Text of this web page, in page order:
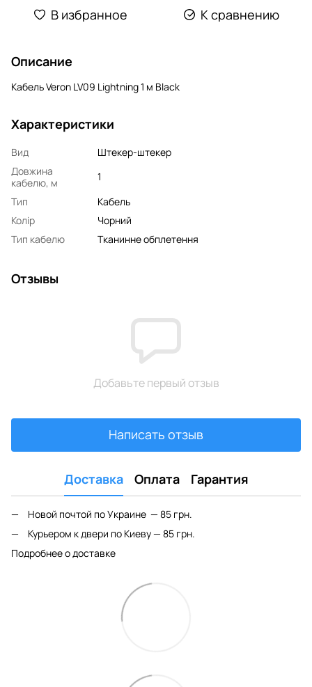
В избранное К сравнению
Описание
Кабель Veron LV09 Lightning 1 м Black
Характеристики
Вид
Штекер-штекер
Довжина
кабелю, м
1
Тип
Кабель
Колір
Чорний
Тип кабелю
Тканинне обплетення
Отзывы
Добавьте первый отзыв
Написать отзыв
Доставка Оплата Гарантия
Новой почтой по Украине — 85 грн.
Курьером к двери по Киеву — 85 грн.
Подробнее о доставке